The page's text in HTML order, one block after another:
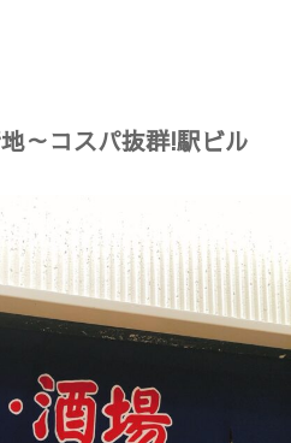
～コスパ抜群!駅ビル